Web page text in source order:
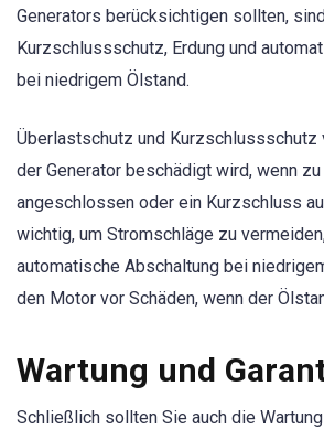
Generators berücksichtigen sollten,
Kurzschlussschutz, Erdung und
bei niedrigem Ölstand.
Überlastschutz und Kurzschlussschutz
der Generator beschädigt wird, wenn
angeschlossen oder ein Kurzschluss
wichtig, um Stromschläge zu
automatische Abschaltung bei
den Motor vor Schäden, wenn der
Wartung und
Schließlich sollten Sie auch die